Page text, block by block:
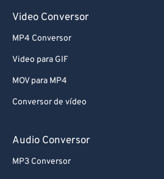
Video Conversor
MP4 Conversor
Video para GIF
MOV para MP4
Conversor de vídeo
Audio Conversor
MP3 Conversor